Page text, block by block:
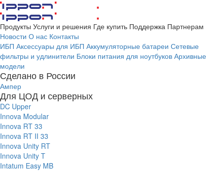
Продукты Услуги и решения Где купить Поддержка Партнерам
Новости О нас Контакты
ИБП Аксессуары для ИБП Аккумуляторные батареи Сетевые
фильтры и удлинители Блоки питания для ноутбуков Архивные
модели
Сделано в России
Ампер
Для ЦОД и серверных
DC Upper
Innova Modular
Innova RT 33
Innova RT II 33
Innova Unity RT
Innova Unity T
Intatum Easy MB